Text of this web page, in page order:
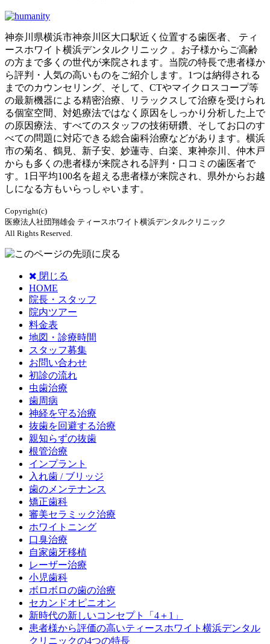
神奈川県横浜市神奈川区大口駅近く位置する歯医者、 ティ
ースホワイト横浜デンタルクリニック 。お子様からご高齢
の方まで多くの世代が来院されます。当院の特長で患者様か
ら評判・人気の高いものをご紹介します。1つは納得される
までのカウンセリング、そして、CTやマイクロスコープ等
の最新機器による精密治療、リラックスして治療を受けられ
る個室空間、対処療法ではなく原因をしっかり分析した上で
の原因療法、すべてのスタッフの技術研鑽、そしてお口のす
べての問題に対応できる総合歯科治療などがあります。横浜
市の菊名、鶴見、新子安、妙蓮寺、白楽、東神奈川、仲木戸
からも多くの患者様が来院される評判・口コミの歯医者で
す。1日平均100名を超える患者様が来院され、県外からお越
しになる方もいらっしゃいます。
Copyright(c)
医療法人社団翔雄会 ティースホワイト横浜デンタルクリニック
All Rights Reserved.
閉じる
HOME
院長・スタッフ
院内ツアー
料金表
地図・診療時間
スタッフ募集
お問い合わせ
初診の流れ
虫歯治療
歯周病
神経を守る治療
抜歯を回避する治療
親知らずの抜歯
根管治療
インプラント
入れ歯 / ブリッジ
歯のメンテナンス
矯正歯科
審美セラミック治療
ホワイトニング
口臭治療
自家歯牙移植
レーザー治療
小児歯科
ボロボロの歯の治療
セカンドオピニオン
新時代の新しいコンセプト「4＋1」
患者様から評価の高いティースホワイト横浜デンタル
クリニックの4つの特長